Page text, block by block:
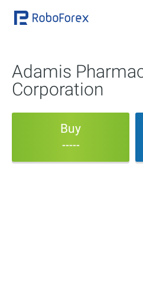
Adamis
Corporation
Buy
-----